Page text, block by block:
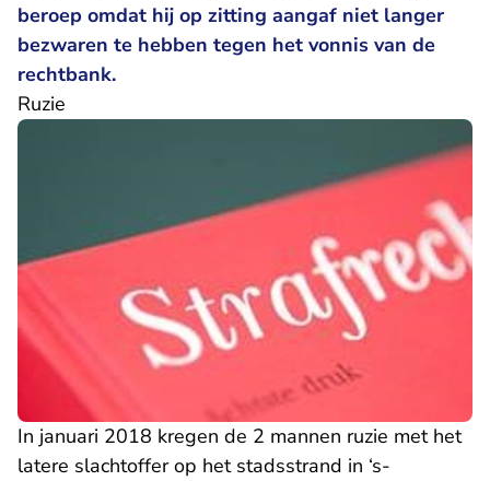
beroep omdat hij op zitting aangaf niet langer
bezwaren te hebben tegen het vonnis van de
rechtbank.
Ruzie
In januari 2018 kregen de 2 mannen ruzie met het
latere slachtoffer op het stadsstrand in ‘s-